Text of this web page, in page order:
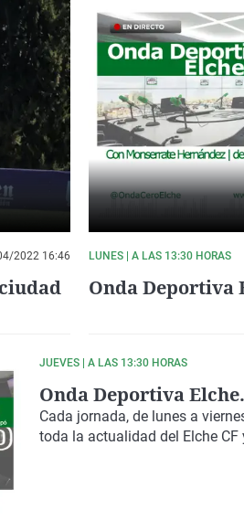
2022 16:46 LUNES | A LAS 13:30 HORAS
Onda Deportiva
JUEVES | A LAS 13:30 HORAS
Onda Deportiva Elche.
Cada jornada, de lunes a
toda la actualidad del Elche CF